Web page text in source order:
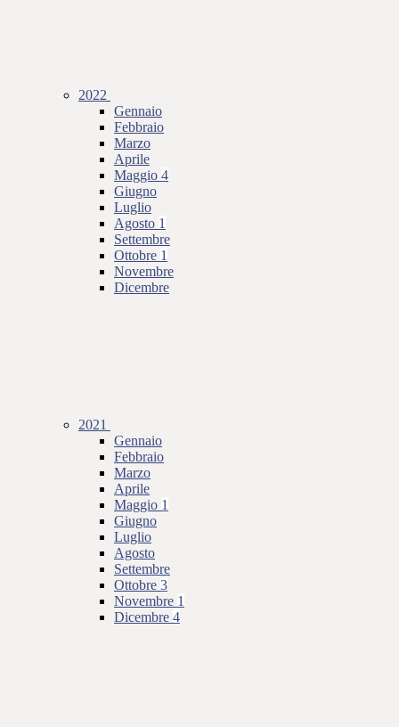
2022
Gennaio
Febbraio
Marzo
Aprile
Maggio 4
Giugno
Luglio
Agosto 1
Settembre
Ottobre 1
Novembre
Dicembre
2021
Gennaio
Febbraio
Marzo
Aprile
Maggio 1
Giugno
Luglio
Agosto
Settembre
Ottobre 3
Novembre 1
Dicembre 4